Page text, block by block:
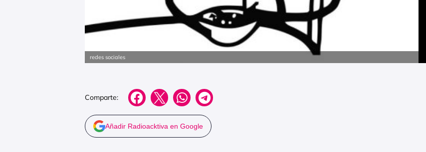
redes sociales
Comparte:
Añadir Radioacktiva en Google